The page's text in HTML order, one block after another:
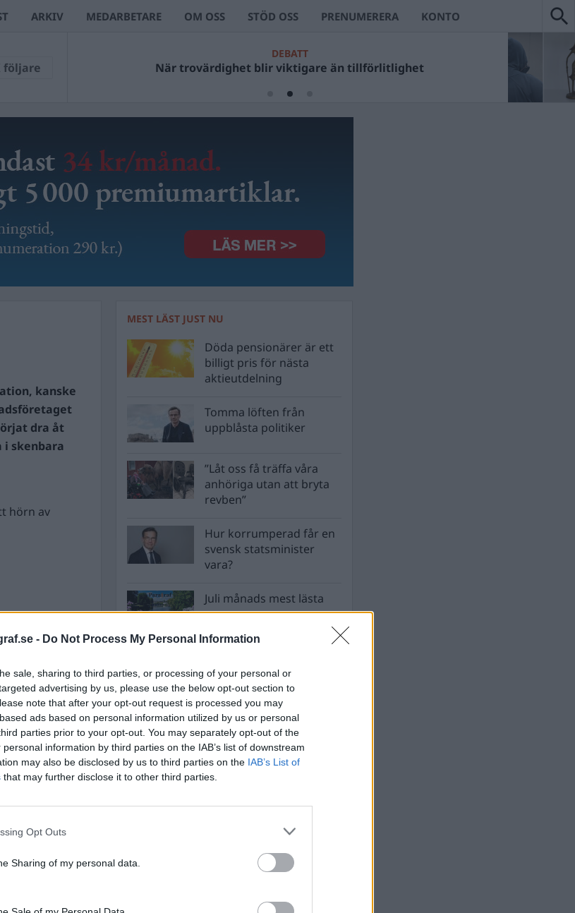
- Do Not Process My Personal Information
sale, sharing to third parties, or processing of your personal or
advertising by us, please use the below opt-out section to
note that after your opt-out request is processed you may
ads based on personal information utilized by us or personal
parties prior to your opt-out. You may separately opt-out of the
information by third parties on the IAB’s list of downstream
may also be disclosed by us to third parties on the IAB’s List of
that may further disclose it to other third parties.
Opt Outs
Sharing of my personal data.
ARKIV MEDARBETARE OM OSS STÖD OSS PRENUMERERA KONTO
följare
DEBATT
När trovärdighet blir viktigare än tillförlitlighet
kanske
dra åt
i skenbara
hörn av
MEST LÄST JUST NU
Döda pensionärer är ett
billigt pris för nästa
aktieutdelning
Tomma löften från
uppblåsta politiker
”Låt oss få träffa våra
anhöriga utan att bryta
revben”
Hur korrumperad får en
svensk statsminister
vara?
Juli månads mest lästa
STÖD OSS
Stöd Para§rafs bevakning av högerextremismen
PRENUMERERA PÅ PARA§RAFS NYHETSBREV
Andreas